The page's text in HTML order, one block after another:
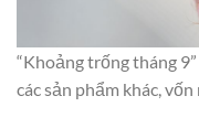
“Khoảng trống tháng
các sản phẩm khác,